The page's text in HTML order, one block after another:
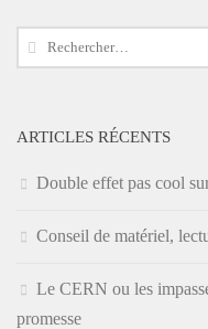
Rechercher :
ARTICLES RÉCENTS
Double effet pas cool
Conseil de matériel,
Le CERN ou les
promesse